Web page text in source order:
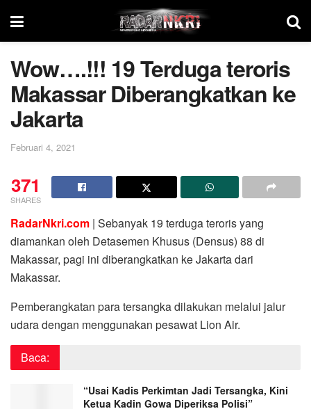
Wow….!!! 19 Terduga teroris
Makassar Diberangkatkan ke
Jakarta
Februari 4, 2021
371
SHARES
RadarNkri.com | Sebanyak 19 terduga teroris yang
diamankan oleh Detasemen Khusus (Densus) 88 di
Makassar, pagi ini diberangkatkan ke Jakarta dari
Makassar.
Pemberangkatan para tersangka dilakukan melalui jalur
udara dengan menggunakan pesawat Lion Air.
Baca:
“Usai Kadis Perkimtan Jadi Tersangka, Kini
Ketua Kadin Gowa Diperiksa Polisi”